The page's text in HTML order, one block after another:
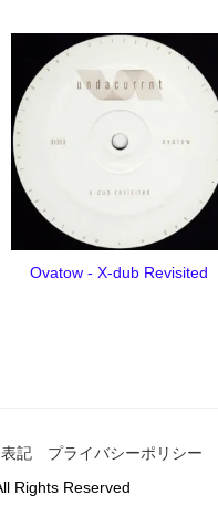
Ovatow - X-dub Revisited
記
プライバシーポリシー
Rights Reserved